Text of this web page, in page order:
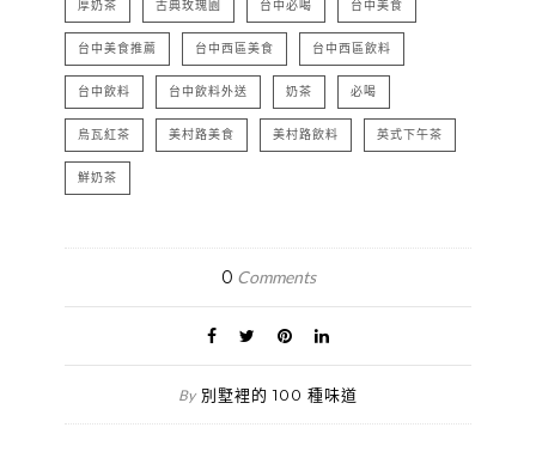
厚奶茶 古典玫瑰園 台中必喝 台中美食
台中美食推薦 台中西區美食 台中西區飲料
台中飲料 台中飲料外送 奶茶 必喝
烏瓦紅茶 美村路美食 美村路飲料 英式下午茶
鮮奶茶
0 Comments
By 別墅裡的 100 種味道